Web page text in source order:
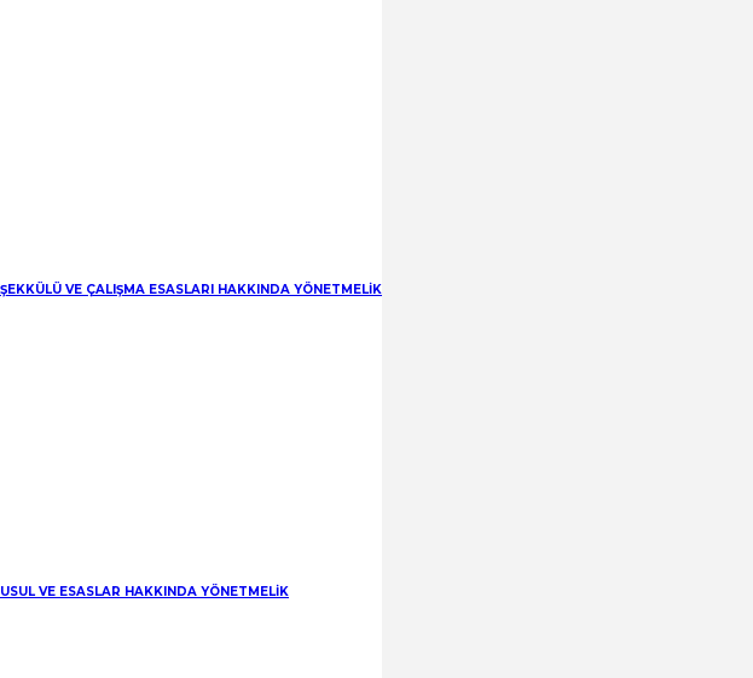
VE ÇALIŞMA ESASLARI HAKKINDA YÖNETMELİK
VE ESASLAR HAKKINDA YÖNETMELİK
et explore leur
jamais de s’inscrire
monophosphate
pour toutes les
pour accueillir une
et chance along
. Plateformes de jeux